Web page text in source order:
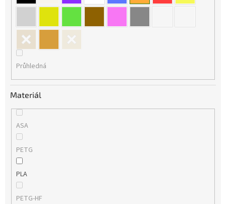
Průhledná
Materiál
ASA
PETG
PLA
PETG-HF